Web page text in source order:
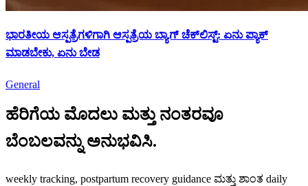
ಭಾರತೀಯ ಆಸ್ಪತ್ರೆಗಳಿಗಾಗಿ ಆಸ್ಪತ್ರೆಯ ಬ್ಯಾಗ್ ಚೆಕ್‌ಲಿಸ್ಟ್: ಏನು ಪ್ಯಾಕ್
ಮಾಡಬೇಕು, ಏನು ಬೇಡ
General
ಹೆರಿಗೆಯ ಮೊದಲು ಮತ್ತು ನಂತರವೂ
ಬೆಂಬಲವನ್ನು ಅನುಭವಿಸಿ.
weekly tracking, postpartum recovery guidance ಮತ್ತು ಶಾಂತ daily